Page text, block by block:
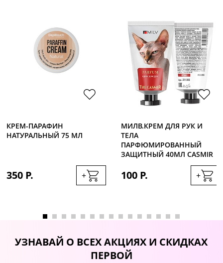
КРЕМ-ПАРАФИН
НАТУРАЛЬНЫЙ 75 МЛ
350 Р. +
МИЛВ.КРЕМ ДЛЯ РУК И
ТЕЛА
ПАРФЮМИРОВАННЫЙ
ЗАЩИТНЫЙ 40МЛ CASMIR
100 Р. +
УЗНАВАЙ О ВСЕХ АКЦИЯХ И СКИДКАХ
ПЕРВОЙ